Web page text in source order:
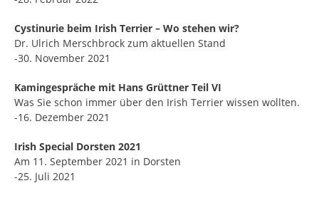
Cystinurie beim Irish Terrier – Wo stehen wir?
Dr. Ulrich Merschbrock zum aktuellen Stand
-30. November 2021
Kamingespräche mit Hans Grüttner Teil VI
Was Sie schon immer über den Irish Terrier wissen wollten.
-16. Dezember 2021
Irish Special Dorsten 2021
Am 11. September 2021 in Dorsten
-25. Juli 2021